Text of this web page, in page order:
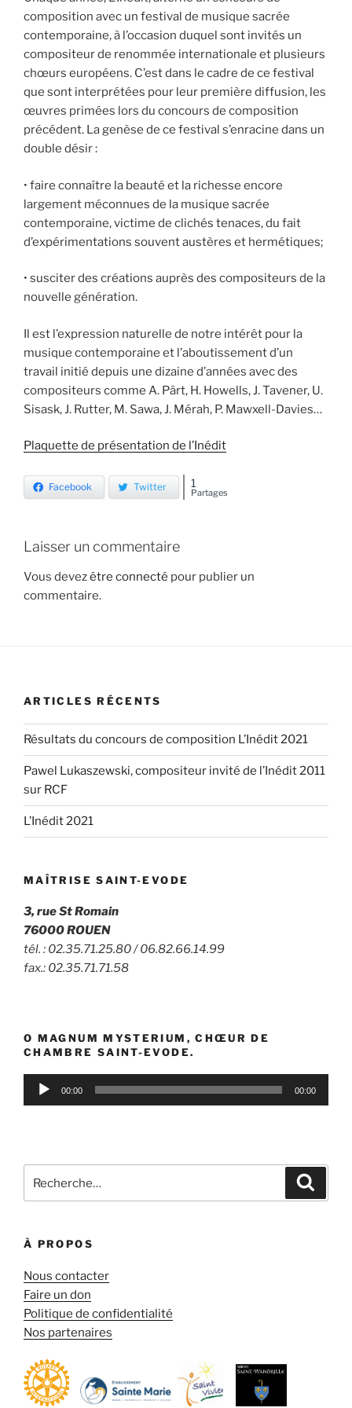
composition avec un festival de musique sacrée
contemporaine, à l’occasion duquel sont invités un
compositeur de renommée internationale et plusieurs
chœurs européens. C’est dans le cadre de ce festival
que sont interprétées pour leur première diffusion, les
œuvres primées lors du concours de composition
précédent. La genèse de ce festival s’enracine dans un
double désir :
• faire connaître la beauté et la richesse encore
largement méconnues de la musique sacrée
contemporaine, victime de clichés tenaces, du fait
d’expérimentations souvent austères et hermétiques;
• susciter des créations auprès des compositeurs de la
nouvelle génération.
Il est l’expression naturelle de notre intérêt pour la
musique contemporaine et l’aboutissement d’un
travail initié depuis une dizaine d’années avec des
compositeurs comme A. Pärt, H. Howells, J. Tavener, U.
Sisask, J. Rutter, M. Sawa, J. Mérah, P. Mawxell-Davies…
Plaquette de présentation de l’Inédit
Facebook Twitter Partages
1
Laisser un commentaire
Vous devezêtre connecté pour publier un
commentaire.
ARTICLES RÉCENTS
Résultats du concours de composition L’Inédit 2021
Pawel Lukaszewski, compositeur invité de l’Inédit 2011
sur RCF
L’Inédit 2021
MAÎTRISE SAINT-EVODE
3, rue St Romain
76000 ROUEN
tél. : 02.35.71.25.80 / 06.82.66.14.99
fax.: 02.35.71.71.58
O MAGNUM MYSTERIUM, CHŒUR DE
CHAMBRE SAINT-EVODE.
Lecteur
00:00 00:00
À PROPOS
Nous contacter
Faire un don
Politique de confidentialité
Nos partenaires